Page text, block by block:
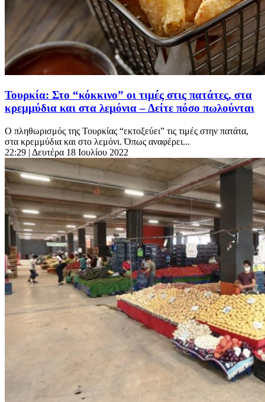
Τουρκία: Στο “κόκκινο” οι τιμές στις πατάτες, στα
κρεμμύδια και στα λεμόνια – Δείτε πόσο πωλούνται
Ο πληθωρισμός της Τουρκίας “εκτοξεύει” τις τιμές στην πατάτα,
στα κρεμμύδια και στο λεμόνι. Όπως αναφέρει...
22:29 | Δευτέρα 18 Ιουλίου 2022